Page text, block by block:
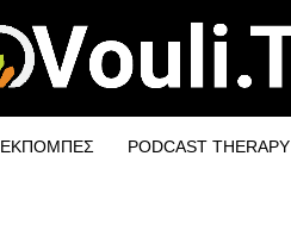
ΕΚΠΟΜΠΕΣ PODCAST THERAPY